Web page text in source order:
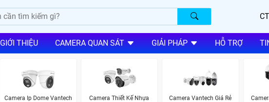
GIỚI THIỆU CAMERA QUAN SÁT GIẢI PHÁP HỖ TRỢ
Camera Ip Dome Vantech
Camera Thiết Kế Nhựa
Camera Vantech Giá Rẻ